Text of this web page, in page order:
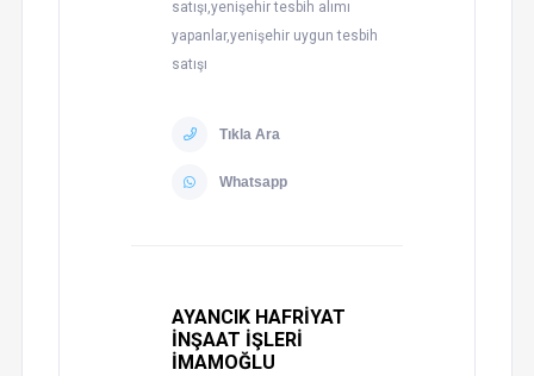
satışı,yenişehir tesbih alımı
yapanlar,yenişehir uygun tesbih
satışı
Tıkla Ara
Whatsapp
AYANCIK HAFRİYAT
İNŞAAT İŞLERİ
İMAMOĞLU